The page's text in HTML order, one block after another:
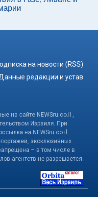
на новости (RSS)
редакции и устав
на сайте NEWSru.co.il ,
Израиля. При
на NEWSru.co.il
эксклюзивных
– в том числе в
агентств не разрешается.